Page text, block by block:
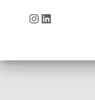
InstagramLinkedIn